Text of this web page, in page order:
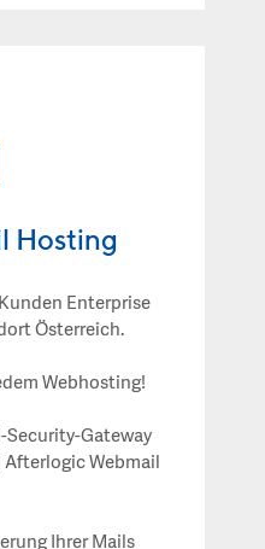
Hosting
Enterprise
Österreich.
Webhosting!
Security-Gateway
Afterlogic Webmail
Ihrer Mails